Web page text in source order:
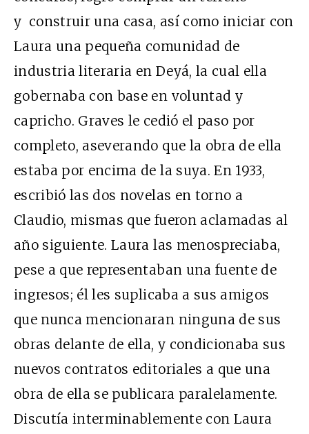
y construir una casa, así como iniciar con
Laura una pequeña comunidad de
industria literaria en Deyá, la cual ella
gobernaba con base en voluntad y
capricho. Graves le cedió el paso por
completo, aseverando que la obra de ella
estaba por encima de la suya. En 1933,
escribió las dos novelas en torno a
Claudio, mismas que fueron aclamadas al
año siguiente. Laura las menospreciaba,
pese a que representaban una fuente de
ingresos; él les suplicaba a sus amigos
que nunca mencionaran ninguna de sus
obras delante de ella, y condicionaba sus
nuevos contratos editoriales a que una
obra de ella se publicara paralelamente.
Discutía interminablemente con Laura